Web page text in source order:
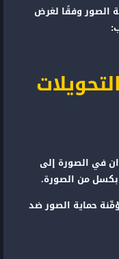
الصور وفقًا لغرض
في الصورة إلى
من الصورة.
حماية الصور ضد